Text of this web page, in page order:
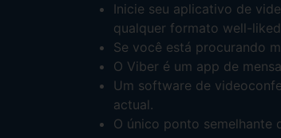
Inicie seu aplicativo de
qualquer formato well-
Se você está procurando
O Viber é um app de
Um software de
actual.
O único ponto semelhante